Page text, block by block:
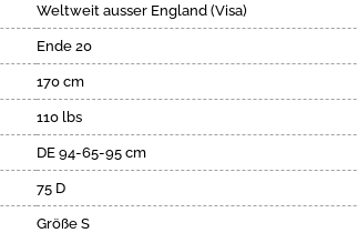
Weltweit ausser England (Visa)
Ende 20
170 cm
110 lbs
DE 94-65-95 cm
75 D
Größe S